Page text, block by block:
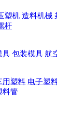
塑机 造料机械
杆
具 包装模具 航
用塑料 电子塑
料管